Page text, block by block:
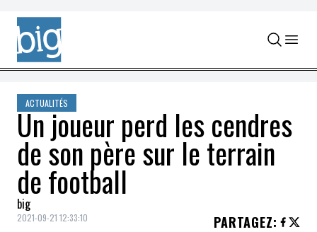
Skip to content
ACTUALITÉS
Un joueur perd les cendres
de son père sur le terrain
de football
big
2021-09-21 12:33:10 PARTAGEZ: